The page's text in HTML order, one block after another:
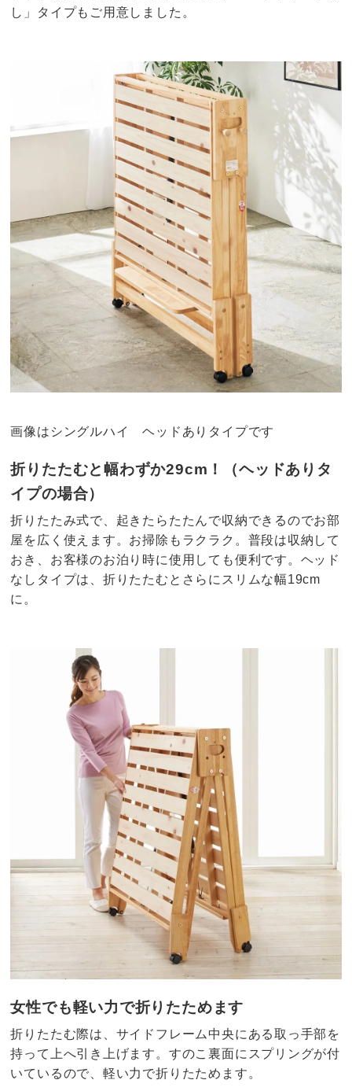
し」タイプもご用意しました。
画像はシングルハイ ヘッドありタイプです
折りたたむと幅わずか29cm！（ヘッドありタ
イプの場合）
折りたたみ式で、起きたらたたんで収納できるのでお部
屋を広く使えます。お掃除もラクラク。普段は収納して
おき、お客様のお泊り時に使用しても便利です。ヘッド
なしタイプは、折りたたむとさらにスリムな幅19cm
に。
女性でも軽い力で折りたためます
折りたたむ際は、サイドフレーム中央にある取っ手部を
持って上へ引き上げます。すのこ裏面にスプリングが付
いているので、軽い力で折りたためます。